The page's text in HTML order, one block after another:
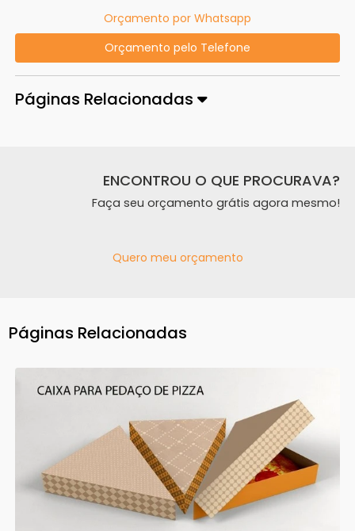
Orçamento por Whatsapp
Orçamento pelo Telefone
Páginas Relacionadas
ENCONTROU O QUE PROCURAVA?
Faça seu orçamento grátis agora mesmo!
Quero meu orçamento
Páginas Relacionadas